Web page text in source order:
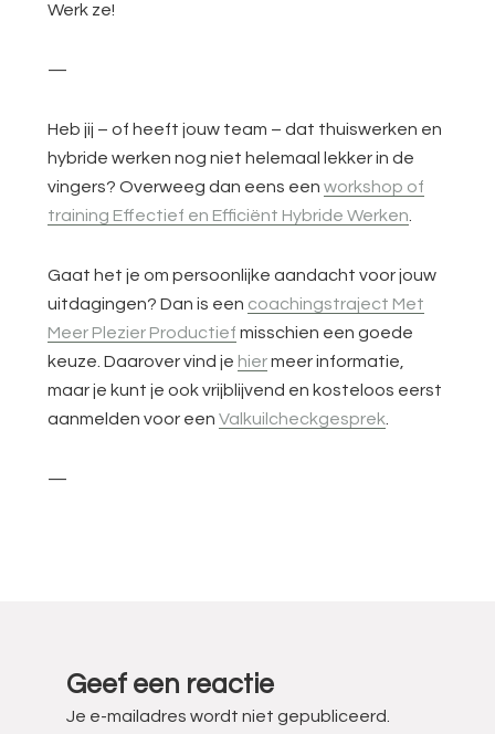
Werk ze!
—
Heb jij – of heeft jouw team – dat thuiswerken en
hybride werken nog niet helemaal lekker in de
vingers? Overweeg dan eens eenworkshop of
training Effectief en Efficiënt Hybride Werken
Gaat het je om persoonlijke aandacht voor jouw
uitdagingen? Dan is een coachingstraject Met
Meer Plezier Productief misschien een goede
keuze. Daarover vind je hiermeer informatie,
maar je kunt je ook vrijblijvend en kosteloos eerst
aanmelden voor eenValkuilcheckgesprek
—
Geef een reactie
Je e-mailadres wordt niet gepubliceerd.